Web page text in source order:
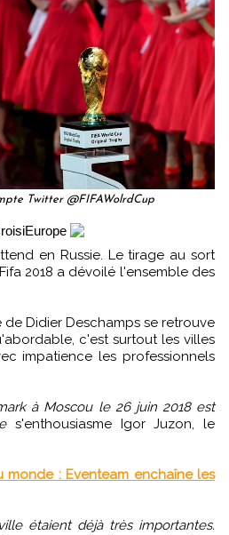
Twitter @FIFAWolrdCup
2018 a dévoilé l'ensemble des
Didier Deschamps se retrouve
c'est surtout les villes
impatience les professionnels
à Moscou le 26 juin 2018 est
s'enthousiasme Igor Juzon, le
: Eventeam enchaîne les
étaient déjà très importantes.